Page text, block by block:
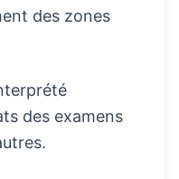
des zones
des examens